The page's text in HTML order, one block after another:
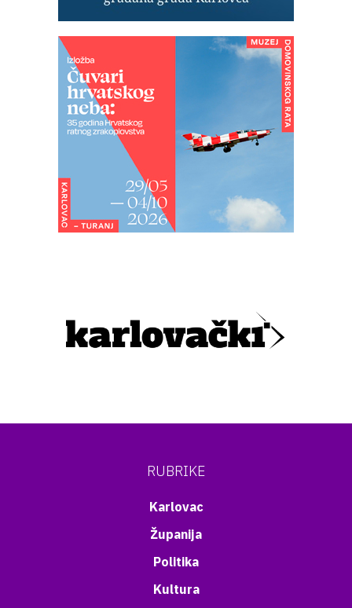
RUBRIKE
Karlovac
Županija
Politika
Kultura